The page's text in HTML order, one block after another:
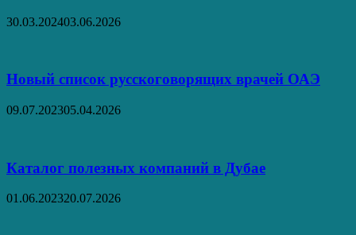
30.03.202403.06.2026
Новый список русскоговорящих врачей ОАЭ
09.07.202305.04.2026
Каталог полезных компаний в Дубае
01.06.202320.07.2026